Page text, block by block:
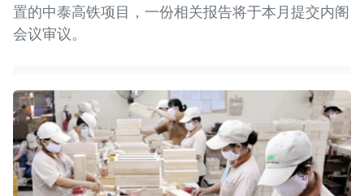
置的中泰高铁项目，一份相关报告将于本月提交内阁
会议审议。